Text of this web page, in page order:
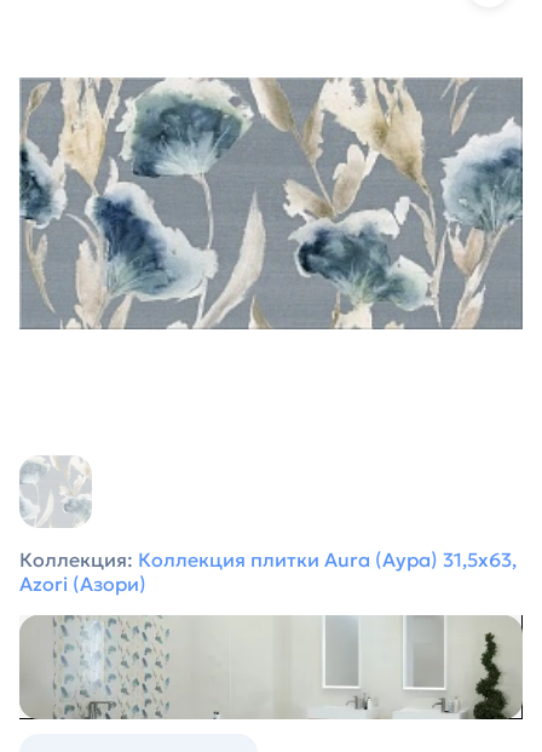
Коллекция: Коллекция плитки Aura (Аура) 31,5х63,
Azori (Азори)